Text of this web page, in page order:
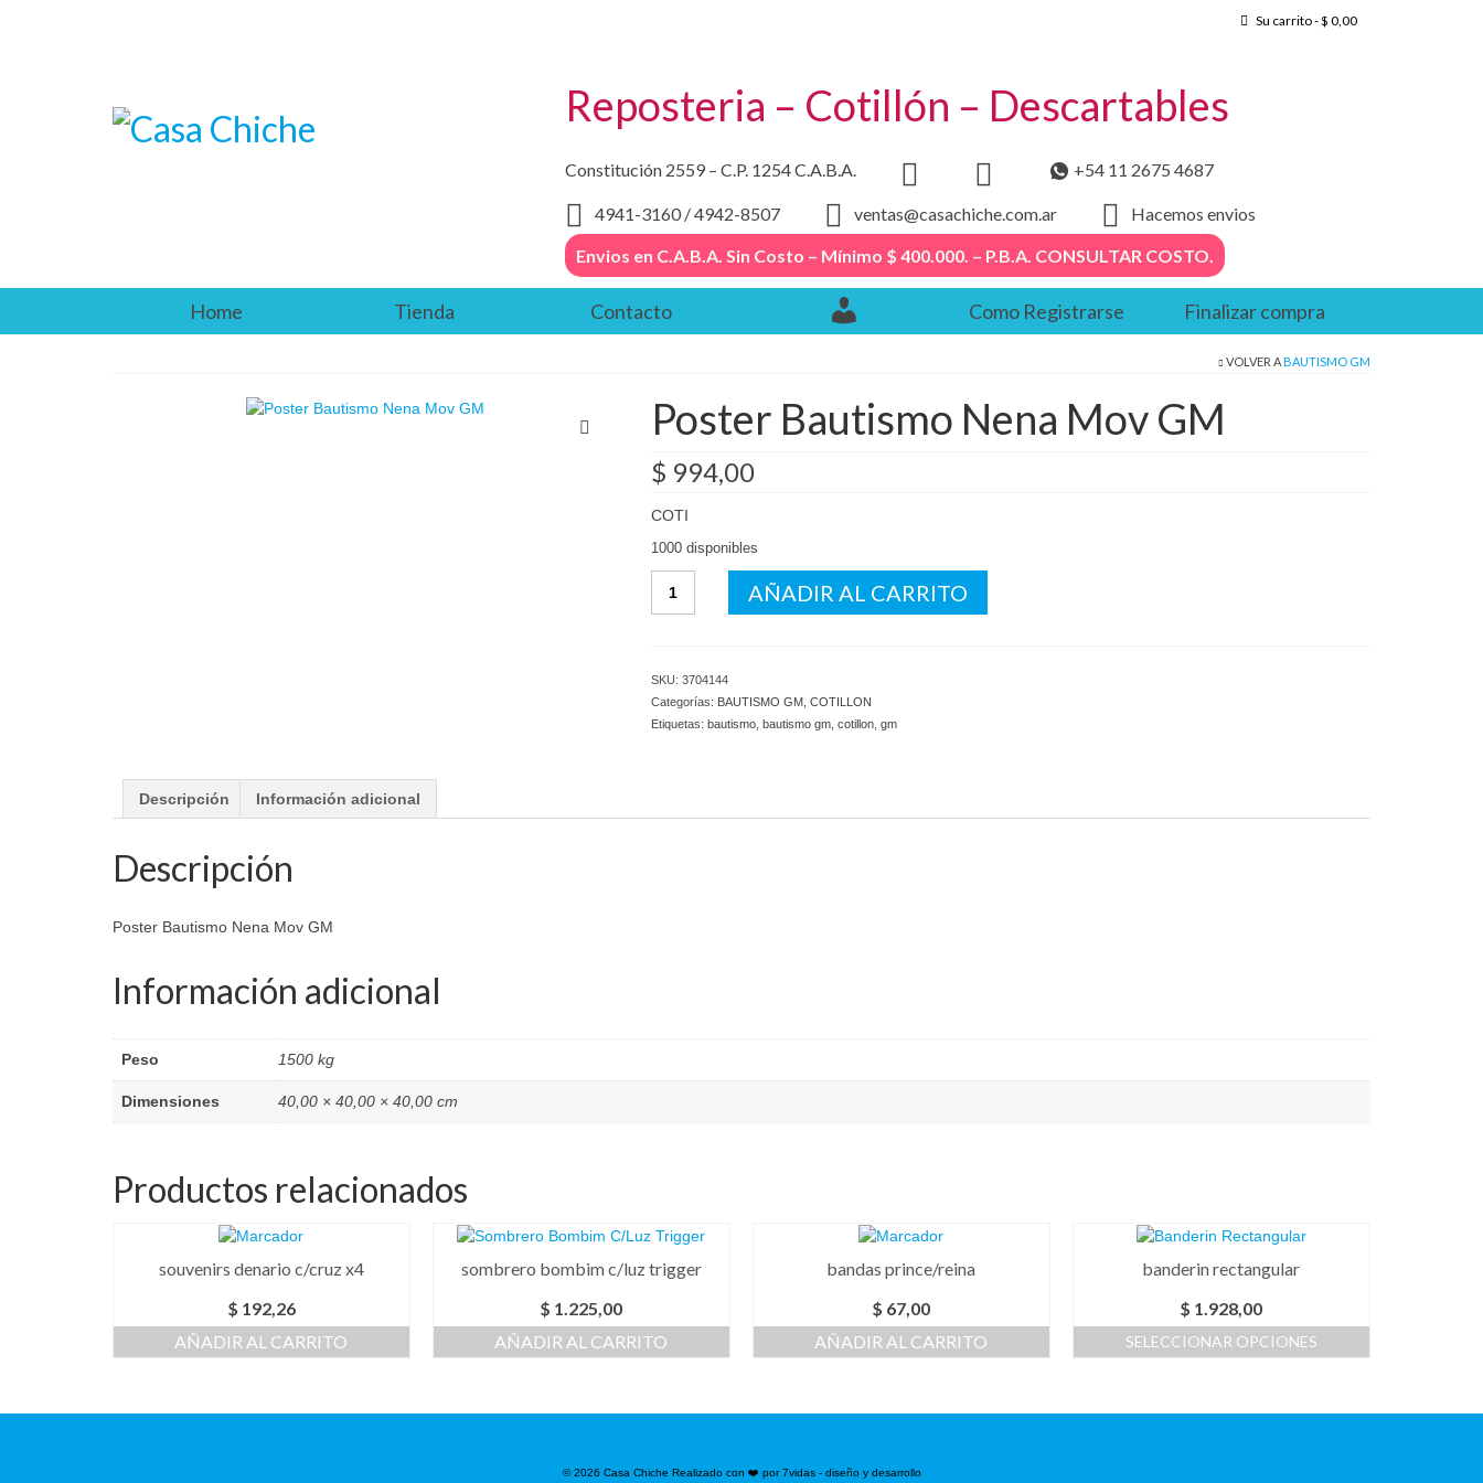
Su carrito-$ 0,00
Reposteria – Cotillón – Descartables
Constitución 2559 – C.P. 1254 C.A.B.A. +54 11 2675 4687
4941-3160 / 4942-8507 ventas@casachiche.com.ar
Hacemos envios
Envios en C.A.B.A. Sin Costo – Mínimo $ 400.000. – P.B.A. CONSULTAR COSTO.
Home Tienda Contacto Como Registrarse Finalizar compra
VOLVER ABAUTISMO GM
Poster Bautismo Nena Mov GM
$ 994,00
COTI
1000 disponibles
Bautismo
AÑADIR AL CARRITO
SKU: 3704144
Categorías: BAUTISMO GM, COTILLON
Etiquetas: bautismo, bautismo gm, cotillon, gm
Descripción Información adicional
Descripción
Poster Bautismo Nena Mov GM
Información adicional
Peso 1500 kg
Dimensiones 40,00 × 40,00 × 40,00 cm
Productos relacionados
souvenirs denario c/cruz x4
$ 192,26
AÑADIR AL CARRITO
sombrero bombim c/luz trigger
$ 1.225,00
AÑADIR AL CARRITO
bandas prince/reina
$ 67,00
AÑADIR AL CARRITO
banderin rectangular
$ 1.928,00
SELECCIONAR OPCIONES
tiene
© 2026 Casa Chiche Realizado con ❤️ por 7vidas - diseño y desarrollo